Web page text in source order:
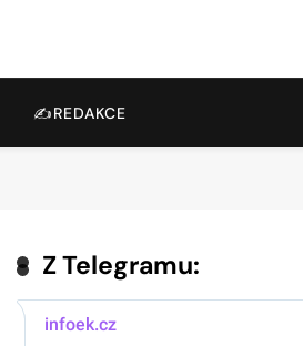
✍️REDAKCE
Z Telegramu: